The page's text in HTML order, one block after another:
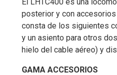
posterior y con
consta de los siguientes
y un asiento para otros
hielo del cable aéreo) y
GAMA ACCESORIOS